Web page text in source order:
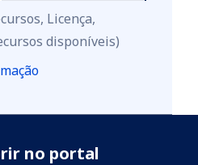
Licença,
disponíveis)
no portal